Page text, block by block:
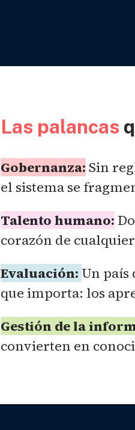
Las palancas
Gobernanza: Sin
el sistema se
Talento humano:
corazón de
Evaluación: Un país
que importa: los
Gestión de la
convierten en